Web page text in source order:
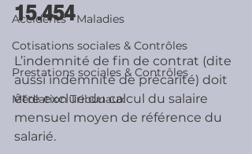
Accidents - Maladies
Cotisations sociales & Contrôles
Prestations sociales & Contrôles
Médiation Tribunaux
15.454
L’indemnité de fin de contrat (dite
aussi indemnité de précarité) doit
être exclue du calcul du salaire
mensuel moyen de référence du
salarié.